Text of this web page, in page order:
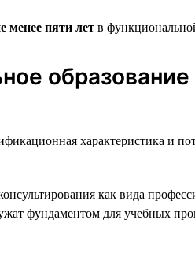
менее пяти лет в
характеристика и
как вида
фундаментом для учебных